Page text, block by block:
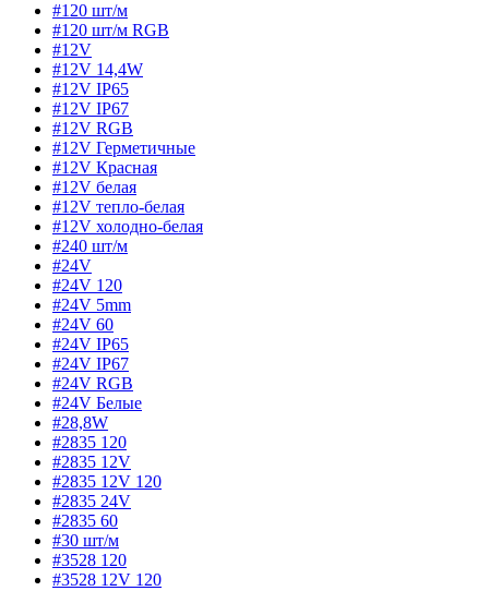
#120 шт/м
#120 шт/м RGB
#12V
#12V 14,4W
#12V IP65
#12V IP67
#12V RGB
#12V Герметичные
#12V Красная
#12V белая
#12V тепло-белая
#12V холодно-белая
#240 шт/м
#24V
#24V 120
#24V 5mm
#24V 60
#24V IP65
#24V IP67
#24V RGB
#24V Белые
#28,8W
#2835 120
#2835 12V
#2835 12V 120
#2835 24V
#2835 60
#30 шт/м
#3528 120
#3528 12V 120